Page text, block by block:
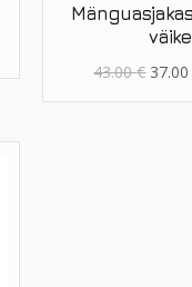
väike
43.00€